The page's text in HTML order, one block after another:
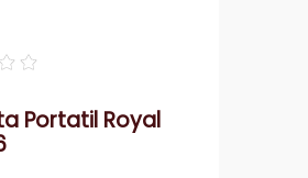
☆☆
Portatil Royal